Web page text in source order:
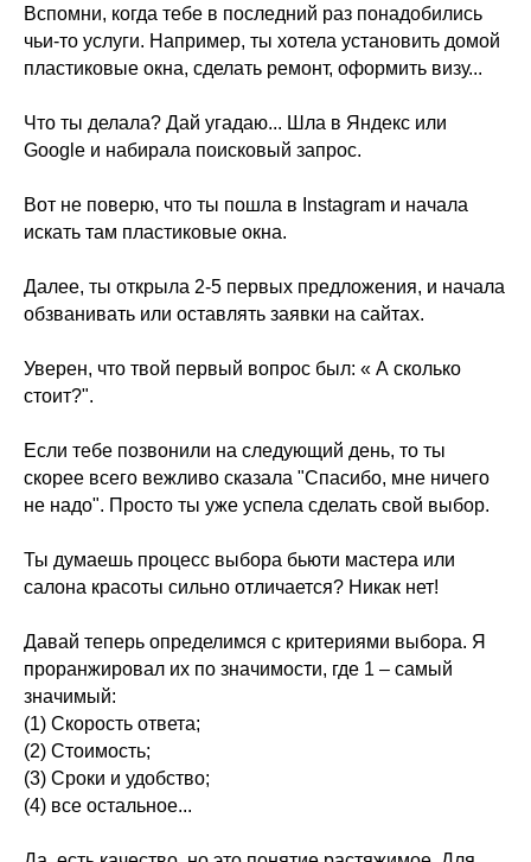
Вспомни, когда тебе в последний раз понадобились
чьи-то услуги. Например, ты хотела установить домой
пластиковые окна, сделать ремонт, оформить визу...
Что ты делала? Дай угадаю... Шла в Яндекс или
Google и набирала поисковый запрос.
Вот не поверю, что ты пошла в Instagram и начала
искать там пластиковые окна.
Далее, ты открыла 2-5 первых предложения, и начала
обзванивать или оставлять заявки на сайтах.
Уверен, что твой первый вопрос был: « А сколько
стоит?".
Если тебе позвонили на следующий день, то ты
скорее всего вежливо сказала "Спасибо, мне ничего
не надо". Просто ты уже успела сделать свой выбор.
Ты думаешь процесс выбора бьюти мастера или
салона красоты сильно отличается? Никак нет!
Давай теперь определимся с критериями выбора. Я
проранжировал их по значимости, где 1 – самый
значимый:
(1) Скорость ответа;
(2) Стоимость;
(3) Сроки и удобство;
(4) все остальное...